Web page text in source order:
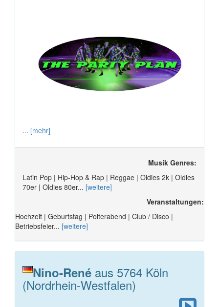
... [mehr]
Musik Genres:
Latin Pop | Hip-Hop & Rap | Reggae | Oldies 2k | Oldies
70er | Oldies 80er... [weitere]
Veranstaltungen:
Hochzeit | Geburtstag | Polterabend | Club / Disco |
Betriebsfeier... [weitere]
Nino-René aus 5764 Köln
(Nordrhein-Westfalen)